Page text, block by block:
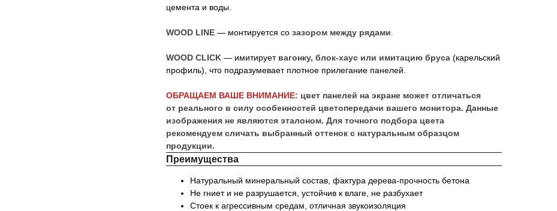
цемента и воды.
WOOD LINE — монтируется со зазором между рядами
WOOD CLICK — имитирует вагонку, блок-хаус или имитацию бруса (карельский
профиль), что подразумевает плотное прилегание панелей.
ОБРАЩАЕМ ВАШЕ ВНИМАНИЕ: цвет панелей на экране может отличаться
от реального в силу особенностей цветопередачи вашего монитора. Данные
изображения не являются эталоном. Для точного подбора цвета
рекомендуем сличать выбранный оттенок с натуральным образцом
продукции.
Преимущества
Натуральный минеральный состав, фактура дерева-прочность бетона
Не гниет и не разрушается, устойчив к влаге, не разбухает
Стоек к агрессивным средам, отличная звукоизоляция